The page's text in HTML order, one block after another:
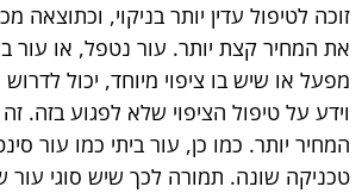
זוכה לטיפול עדין יותר בניקוי, וכתוצאה
את המחיר קצת יותר. עור נטפל, או עור
מפעל או שיש בו ציפוי מיוחד, יכול לדרוש
וידע על טיפול הציפוי שלא לפגוע בזה.
המחיר יותר. כמו כן, עור ביתי כמו עור
טכניקה שונה. תמורה לכך שיש סוגי עור